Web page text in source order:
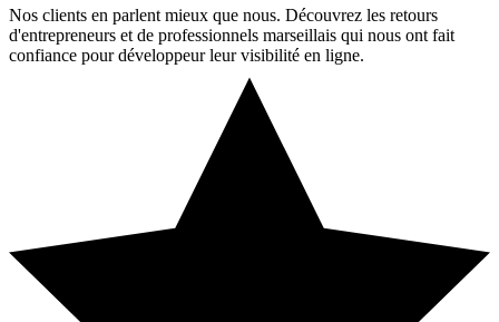
Nos clients en parlent mieux que nous. Découvrez les retours
d'entrepreneurs et de professionnels marseillais qui nous ont fait
confiance pour développeur leur visibilité en ligne.